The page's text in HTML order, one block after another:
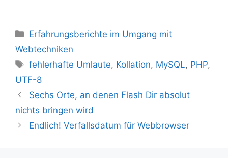
kurz oder lang auf
ernstzunehmende
Kategorien
Erfahrungsberichte im Umgang mit
Webtechniken
Schlagwörter
fehlerhafte Umlaute, Kollation, MySQL, PHP,
UTF-8
Sechs Orte, an denen Flash Dir absolut
nichts bringen wird
Endlich! Verfallsdatum für Webbrowser